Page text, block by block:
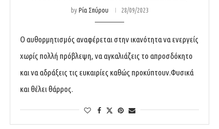
byΡία Σπύρου 28/09/2023
Ο αυθορμητισμός αναφέρεται στην ικανότητα να ενεργείς
χωρίς πολλή πρόβλεψη, να αγκαλιάζεις το απροσδόκητο
και να αδράξεις τις ευκαιρίες καθώς προκύπτουν.Φυσικά
και θέλει θάρρος.